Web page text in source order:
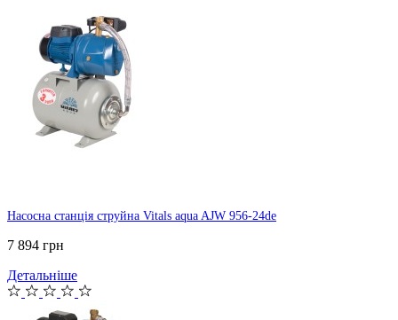
Насосна станція струйна Vitals aqua AJW 956-24de
7 894 грн
Детальніше